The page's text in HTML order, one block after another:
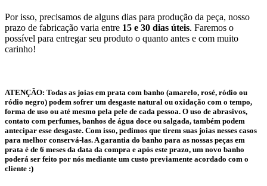
Por isso, precisamos de alguns dias para produção da peça, nosso
prazo de fabricação varia entre 15 e 30 dias úteis. Faremos o
possível para entregar seu produto o quanto antes e com muito
carinho!
ATENÇÃO: Todas as joias em prata com banho (amarelo, rosé, ródio ou
ródio negro) podem sofrer um desgaste natural ou oxidação com o tempo,
forma de uso ou até mesmo pela pele de cada pessoa. O uso de abrasivos,
contato com perfumes, banhos de água doce ou salgada, também podem
antecipar esse desgaste. Com isso, pedimos que tirem suas joias nesses casos
para melhor conservá-las. A garantia do banho para as nossas peças em
prata é de 6 meses da data da compra e após este prazo, um novo banho
poderá ser feito por nós mediante um custo previamente acordado com o
cliente :)